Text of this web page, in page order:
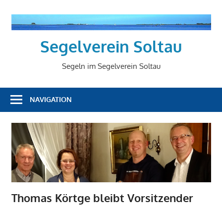
springen
Segelverein Soltau
Segeln im Segelverein Soltau
NAVIGATION
Thomas Körtge bleibt Vorsitzender